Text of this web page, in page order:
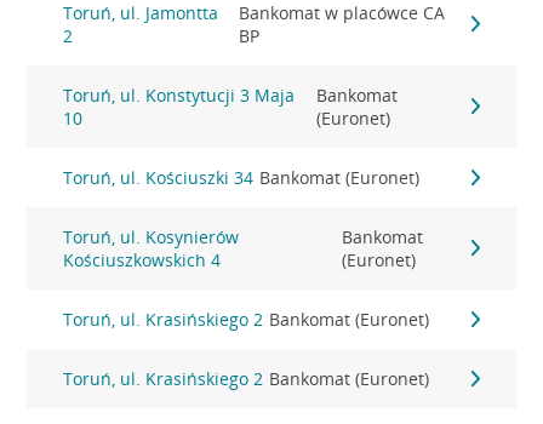
Toruń, ul. Jamontta
2
Bankomat w placówce CA
BP
Toruń, ul. Konstytucji 3 Maja
10
Bankomat
(Euronet)
Toruń, ul. Kościuszki 34 Bankomat (Euronet)
Toruń, ul. Kosynierów
Kościuszkowskich 4
Bankomat
(Euronet)
Toruń, ul. Krasińskiego 2 Bankomat (Euronet)
Toruń, ul. Krasińskiego 2 Bankomat (Euronet)